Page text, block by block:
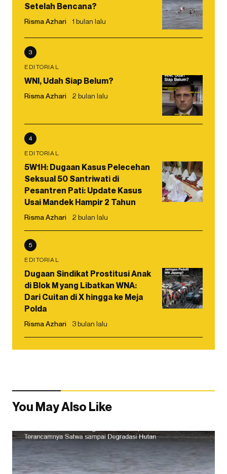
Setelah Bencana?
Risma Azhari 1 bulan lalu
3
EDITORIAL
WNI, Udah Siap Belum?
Risma Azhari 2 bulan lalu
4
EDITORIAL
5W1H: Dugaan Kasus Pelecehan
Seksual 50 Santriwati di
Pesantren Pati: Update Kasus
Usai Mandek Hampir 2 Tahun
Risma Azhari 2 bulan lalu
5
EDITORIAL
Dugaan Sindikat Prostitusi Anak
di Blok M yang Libatkan WNA:
Dari Cuitan di X hingga ke Meja
Polda
Risma Azhari 3 bulan lalu
You May Also Like